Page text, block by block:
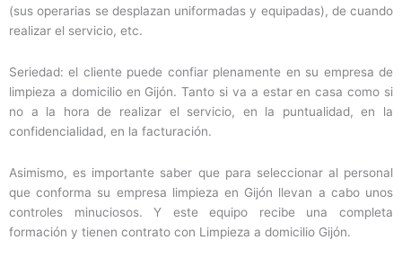
(sus operarias se desplazan uniformadas y equipadas), de cuando
realizar el servicio, etc.
Seriedad: el cliente puede confiar plenamente en su empresa de
limpieza a domicilio en Gijón. Tanto si va a estar en casa como si
no a la hora de realizar el servicio, en la puntualidad, en la
confidencialidad, en la facturación.
Asimismo, es importante saber que para seleccionar al personal
que conforma su empresa limpieza en Gijón llevan a cabo unos
controles minuciosos. Y este equipo recibe una completa
formación y tienen contrato con Limpieza a domicilio Gijón.